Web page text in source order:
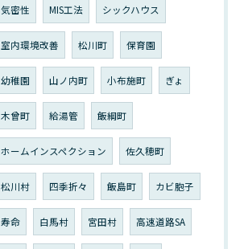
気密性 MIS工法 シックハウス
室内環境改善 松川町 保育園
幼稚園 山ノ内町 小布施町 ぎょ
木曾町 給湯管 飯綱町
ホームインスペクション 佐久穂町
松川村 四季折々 飯島町 カビ胞子
寿命 白馬村 宮田村 高速道路SA